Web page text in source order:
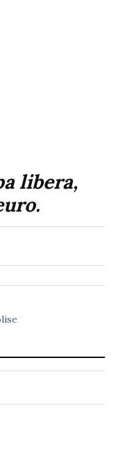
libera,